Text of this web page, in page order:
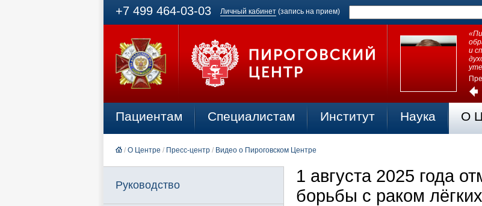
+7 499 464-03-03 Личный кабинет (запись на прием)
и
Пациентам Специалистам Институт Наука О
/ О Центре / Пресс-центр / Видео о Пироговском Центре
Руководство
1 августа 2025 года
борьбы с раком лёгких